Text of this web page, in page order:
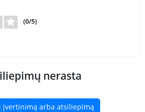
(0/5)
nerasta
įvertinimą arba atsiliepimą